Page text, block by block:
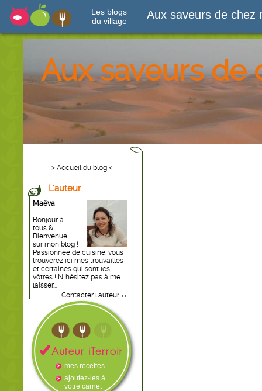
Les blogs
du village
Aux saveurs de chez
Aux saveurs de
> Accueil du blog <
L'auteur
Maëva
Bonjour à
tous &
Bienvenue
sur mon blog !
Passionnée de cuisine, vous
trouverez ici mes trouvailles
et certaines qui sont les
vôtres ! N''hésitez pas à me
laisser...
Contacter l'auteur >>
mes recettes
ajoutez-les à
votre carnet